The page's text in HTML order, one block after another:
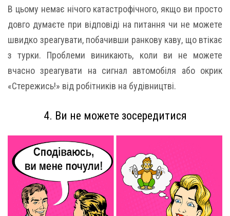
В цьому немає нічого катастрофічного, якщо ви просто
довго думаєте при відповіді на питання чи не можете
швидко зреагувати, побачивши ранкову каву, що втікає
з турки. Проблеми виникають, коли ви не можете
вчасно зреагувати на сигнал автомобіля або окрик
«Стережись!» від робітників на будівництві.
4. Ви не можете зосередитися